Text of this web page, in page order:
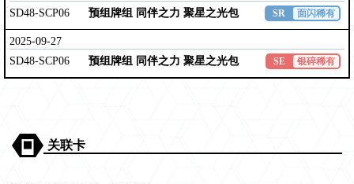
SD48-SCP06
预组牌组 同伴之力 聚星之光包 SR 面闪稀有
2025-09-27
SD48-SCP06
预组牌组 同伴之力 聚星之光包 SE 银碎稀有
关联卡